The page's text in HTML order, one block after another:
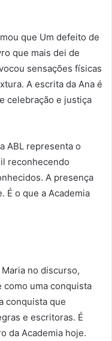
que Um defeito de
que mais dei de
sensações físicas
A escrita da Ana é
celebração e justiça
ABL representa o
reconhecendo
A presença
É o que a Academia
no discurso,
como uma conquista
conquista que
e escritoras. É
da Academia hoje.